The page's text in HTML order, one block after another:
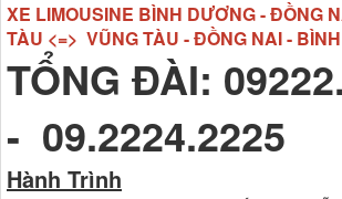
XE LIMOUSINE BÌNH DƯƠNG - ĐỒNG
TÀU <=> VŨNG TÀU - ĐỒNG NAI -
TỔNG ĐÀI:
- 09.2224.2225
Hành Trình